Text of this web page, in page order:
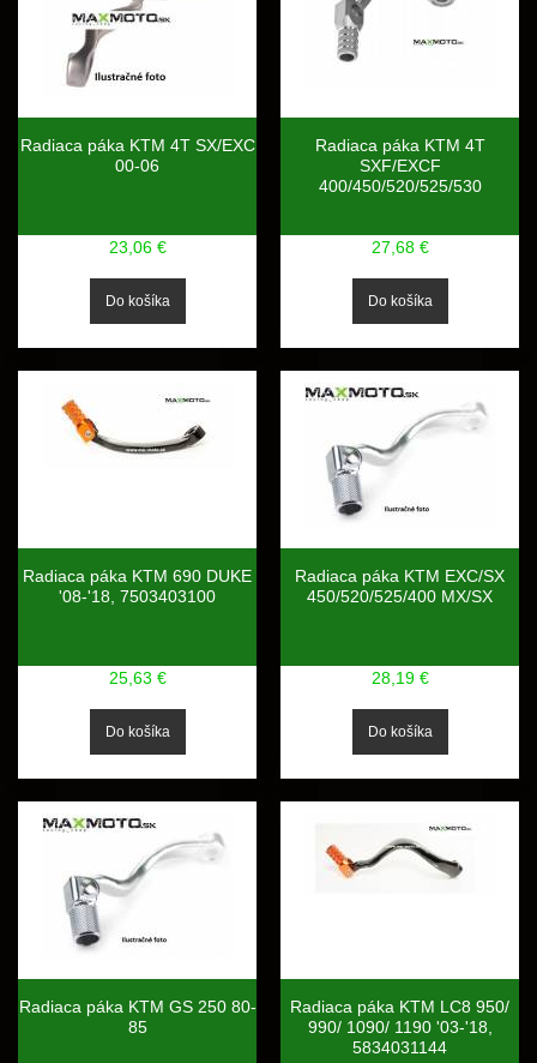
Radiaca páka KTM 4T SX/EXC
00-06
23,06 €
Radiaca páka KTM 4T
SXF/EXCF
400/450/520/525/530
27,68 €
Radiaca páka KTM 690 DUKE
'08-'18, 7503403100
25,63 €
Radiaca páka KTM EXC/SX
450/520/525/400 MX/SX
28,19 €
Radiaca páka KTM GS 250 80-
85
Radiaca páka KTM LC8 950/
990/ 1090/ 1190 '03-'18,
5834031144